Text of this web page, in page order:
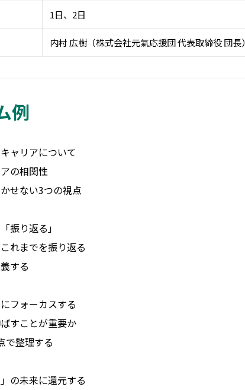
1日、2日
内村 広樹（株式会社元氣応援団 代表取締役 団長）
例
ャリアについて
の相関性
せない3つの視点
振り返る」
れまでを振り返る
する
フォーカスする
すことが重要か
で整理する
の未来に還元する